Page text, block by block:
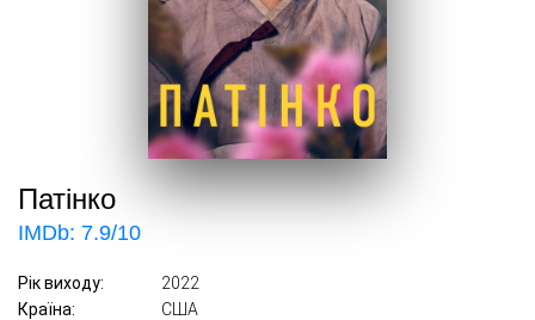
Патінко
IMDb: 7.9/10
Рік виходу:
2022
Країна:
США